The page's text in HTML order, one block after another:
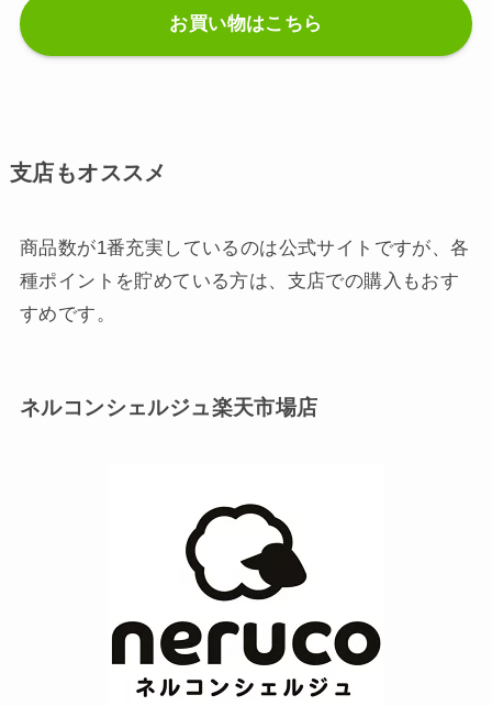
お買い物はこちら
支店もオススメ
商品数が1番充実しているのは公式サイトですが、各
種ポイントを貯めている方は、支店での購入もおす
すめです。
ネルコンシェルジュ楽天市場店